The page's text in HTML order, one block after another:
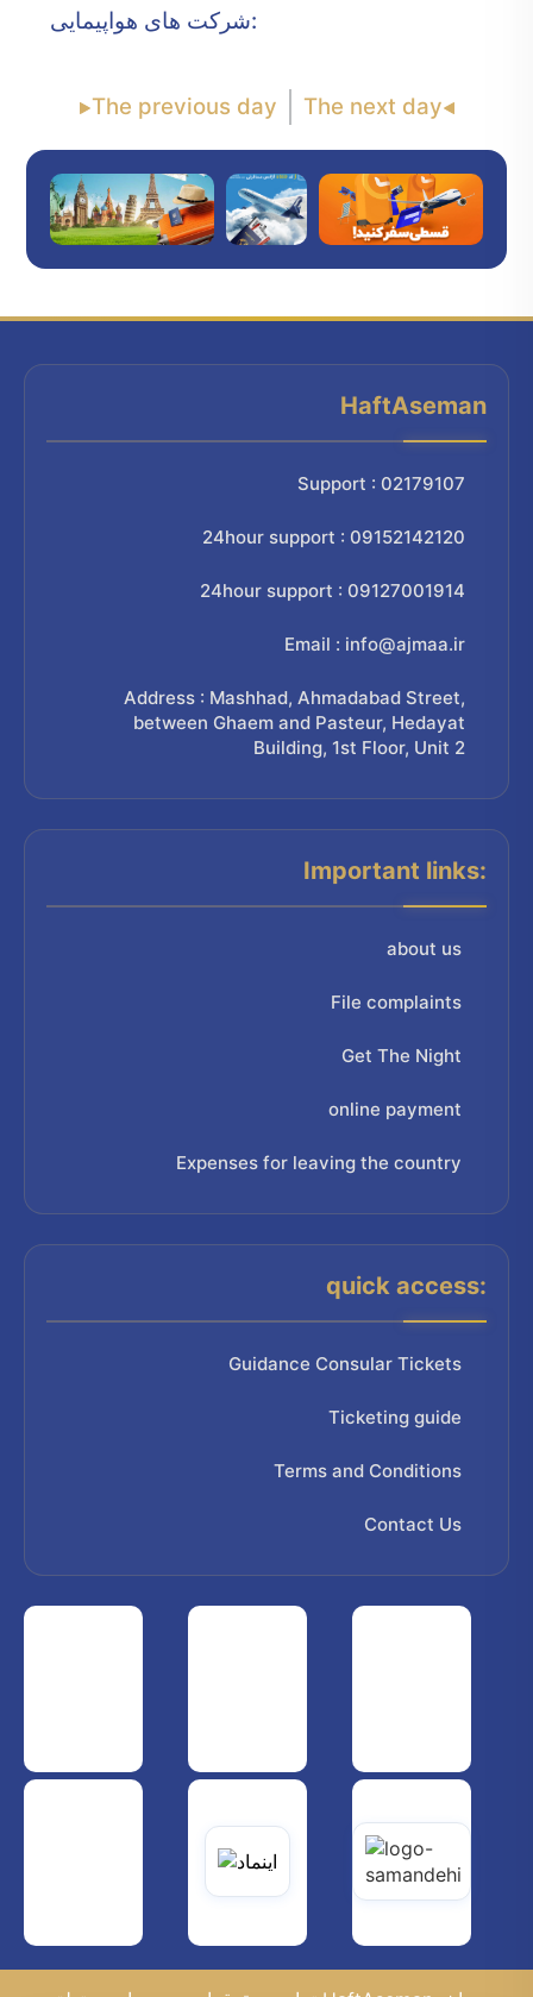
شرکت های هواپیمایی:
The previous day The next day
HaftAseman
Support : 02179107
24hour support : 09152142120
24hour support : 09127001914
Email : info@ajmaa.ir
Address : Mashhad, Ahmadabad Street,
between Ghaem and Pasteur, Hedayat
Building, 1st Floor, Unit 2
Important links:
about us
File complaints
Get The Night
online payment
Expenses for leaving the country
quick access:
Guidance Consular Tickets
Ticketing guide
Terms and Conditions
Contact Us